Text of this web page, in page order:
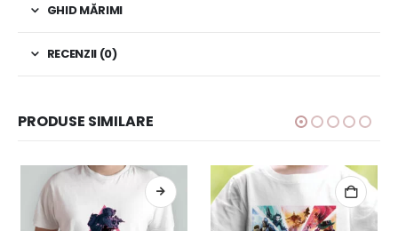
GHID MĂRIMI
RECENZII (0)
PRODUSE SIMILARE